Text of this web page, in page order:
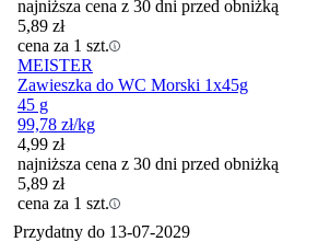
najniższa cena z 30 dni przed obniżką
5,89 zł
cena za 1 szt.
MEISTER
Zawieszka do WC Morski 1x45g
45 g
99,78 zł/kg
4,99 zł
najniższa cena z 30 dni przed obniżką
5,89 zł
cena za 1 szt.
Przydatny do 13-07-2029